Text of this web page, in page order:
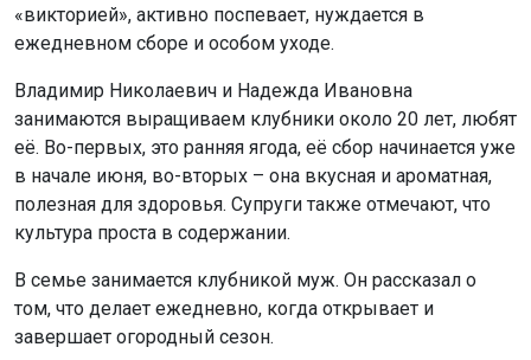
«викторией», активно поспевает, нуждается в
ежедневном сборе и особом уходе.
Владимир Николаевич и Надежда Ивановна
занимаются выращиваем клубники около 20 лет, любят
её. Во-первых, это ранняя ягода, её сбор начинается уже
в начале июня, во-вторых – она вкусная и ароматная,
полезная для здоровья. Супруги также отмечают, что
культура проста в содержании.
В семье занимается клубникой муж. Он рассказал о
том, что делает ежедневно, когда открывает и
завершает огородный сезон.